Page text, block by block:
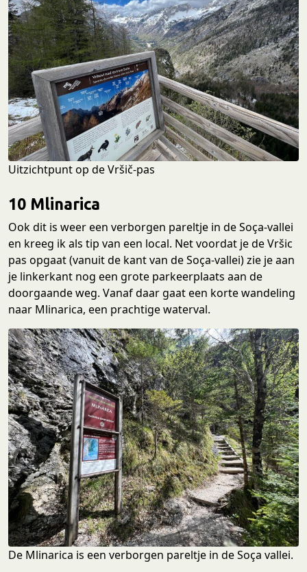
Uitzichtpunt op de Vršič-pas
10 Mlinarica
Ook dit is weer een verborgen pareltje in de Soça-vallei
en kreeg ik als tip van een local. Net voordat je de Vršic
pas opgaat (vanuit de kant van de Soça-vallei) zie je aan
je linkerkant nog een grote parkeerplaats aan de
doorgaande weg. Vanaf daar gaat een korte wandeling
naar Mlinarica, een prachtige waterval.
De Mlinarica is een verborgen pareltje in de Soça vallei.